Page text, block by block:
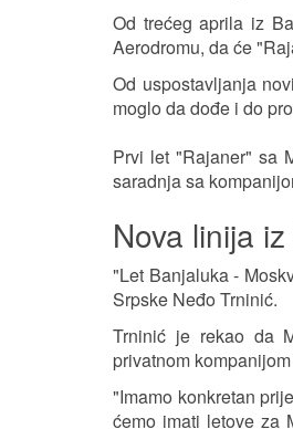
Od trećeg aprila iz
Aerodromu, da će
Od uspostavljanja
moglo da dođe i do
Prvi let "Rajaner" sa
saradnja sa
Nova linija
"Let Banjaluka -
Srpske Neđo Trninić.
Trninić je rekao da
privatnom
"Imamo konkretan
ćemo imati letove za